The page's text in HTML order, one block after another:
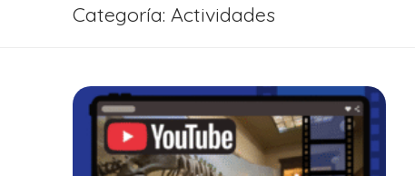
Categoría: Actividades